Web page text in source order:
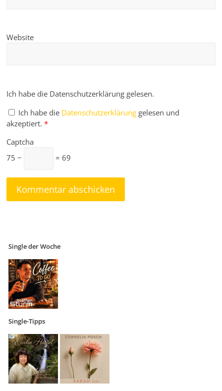
Website
Ich habe die Datenschutzerklärung gelesen.
Ich habe die Datenschutzerklärung gelesen und
akzeptiert. *
Captcha
75 −
= 69
Single der Woche
Single-Tipps